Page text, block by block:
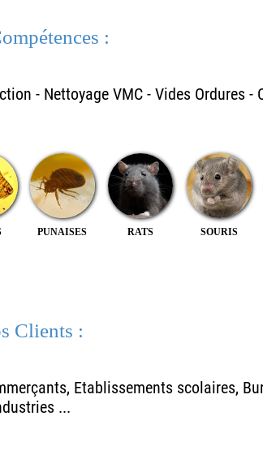
:
- Nettoyage VMC - Vides Ordures -
PUNAISES RATS SOURIS
Clients :
Etablissements scolaires,
...